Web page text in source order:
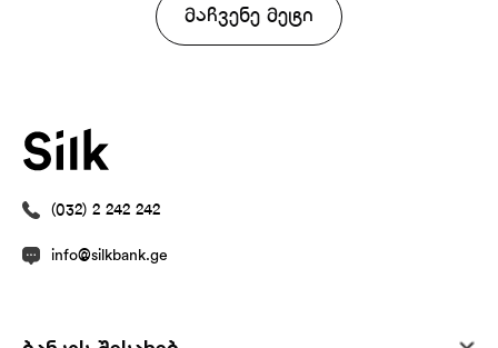
მაჩვენე მეტი
(032) 2 242 242
info@silkbank.ge